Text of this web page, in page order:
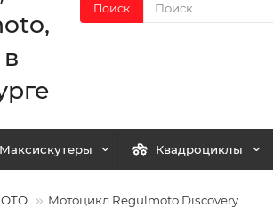
Поиск
Максискутеры Квадроциклы
Мотоцикл Regulmoto Discovery